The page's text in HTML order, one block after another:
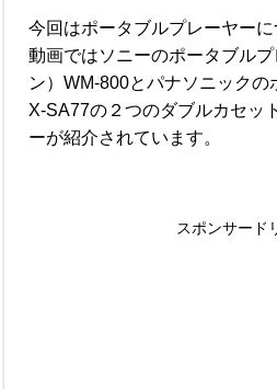
今回はポータブルプレーヤーに
動画ではソニーのポータブル
ン）WM-800とパナソニック
X-SA77の２つのダブルカセッ
ーが紹介されています。
スポンサード